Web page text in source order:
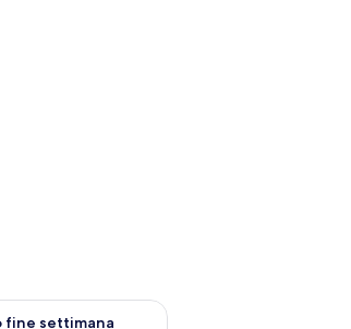
ago 9
fine settimana
per il prossimo fine settimana, ago 14